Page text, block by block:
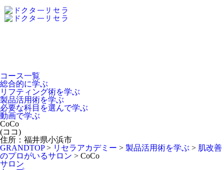
Dr.Recella Academy
について
コース一覧
総合的に学ぶ
リフティング術を学ぶ
製品活用術を学ぶ
必要な科目を選んで学ぶ
動画で学ぶ
CoCo
(ココ)
住所：福井県小浜市
GRANDTOP> リセラアカデミー > 製品活用術を学ぶ > 肌改善
のプロがいるサロン > CoCo
サロン